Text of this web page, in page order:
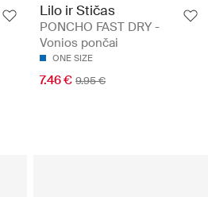
Lilo ir Stičas
PONCHO FAST DRY -
Vonios pončai
ONE SIZE
7.46 € 9.95 €